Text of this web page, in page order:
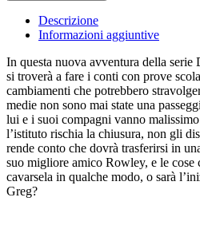
di
schiappa.
cosmico
quantità
Descrizione
Informazioni aggiuntive
In questa nuova avventura della
si troverà a fare i conti con prove
cambiamenti che potrebbero
medie non sono mai state una
lui e i suoi compagni vanno
l’istituto rischia la chiusura, non gli
rende conto che dovrà trasferirsi in
suo migliore amico Rowley, e le cose
cavarsela in qualche modo, o sarà
Greg?